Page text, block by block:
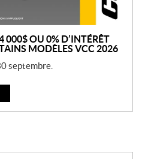
000$ OU 0% D’INTÉRÊT
MODÈLES VCC 2026
septembre.